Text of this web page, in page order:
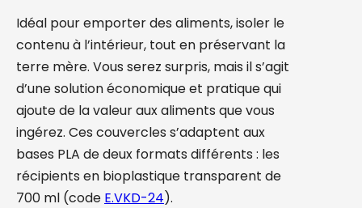
Idéal pour emporter des aliments, isoler le
contenu à l’intérieur, tout en préservant la
terre mère. Vous serez surpris, mais il s’agit
d’une solution économique et pratique qui
ajoute de la valeur aux aliments que vous
ingérez. Ces couvercles s’adaptent aux
bases PLA de deux formats différents : les
récipients en bioplastique transparent de
700 ml (code E.VKD-24).